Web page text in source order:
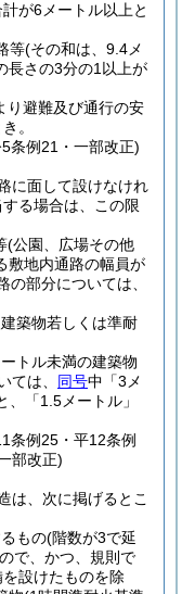
が6メートル以上と
等(その和は、9.4メ
長さの3分の1以上が
り避難及び通行の安
。
条例21・一部改正)
に面して設けなけれ
する場合は、この限
(公園、広場その他
敷地内通路の幅員が
部分については、
築物若しくは準耐
トル未満の建築物
ては、 同号中「3メ
「1.5メートル」
条例25・平12条例
部改正)
は、次に掲げるとこ
もの(階数が3で延
で、かつ、規則で
設けたものを除